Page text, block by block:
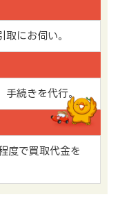
にお伺い。
続きを代行。
度で買取代金を